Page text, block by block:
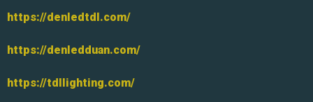
https://denledtdl.com/
https://denledduan.com/
https://tdllighting.com/